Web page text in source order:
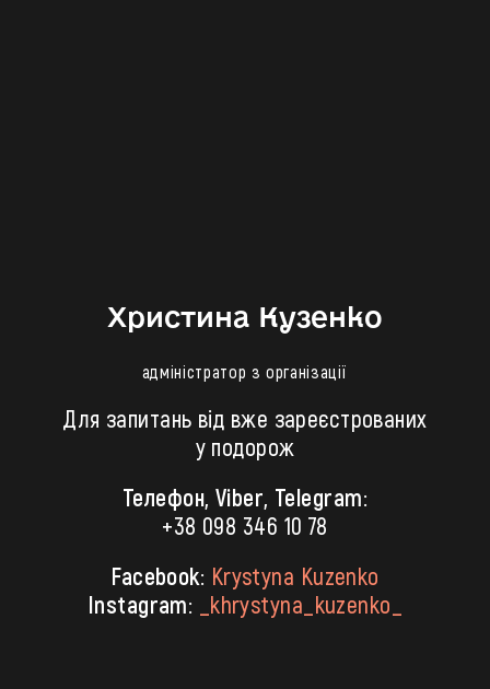
Христина Кузенко
адміністратор з організації
Для запитань від вже зареєстрованих
у подорож
Телефон, Viber, Telegram:
+38 098 346 10 78
Facebook: Krystyna Kuzenko
Instagram:
_khrystyna_kuzenko_